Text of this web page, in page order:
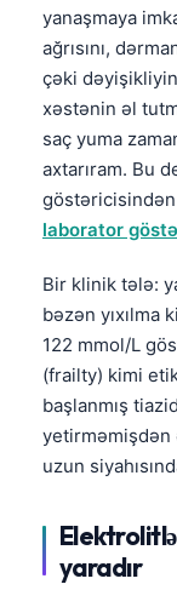
yanaşmaya
ağrısını,
çəki
xəstənin əl
saç yuma
axtarıram. Bu
laborator
Bir klinik tələ:
bəzən yıxılma
122 mmol/L
(frailty) kimi
başlanmış
yetirməmişdən
uzun
yaradır